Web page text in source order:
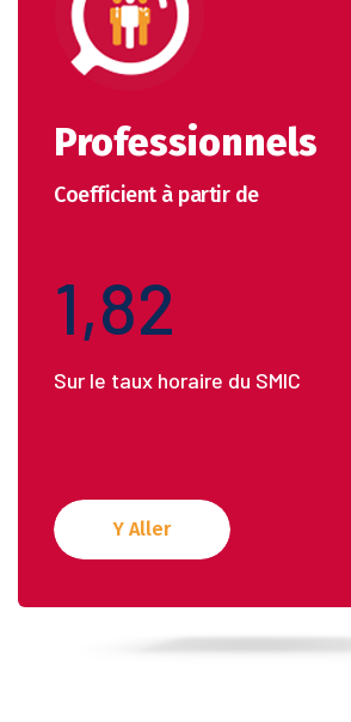
Professionnels
Coefficient à partir de
1,82
Sur le taux horaire du SMIC
Y Aller